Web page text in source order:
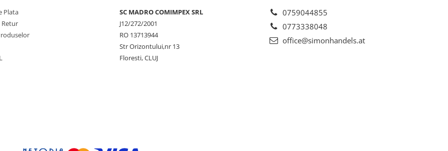
Plata
Retur
SC MADRO COMIMPEX SRL
J12/272/2001
RO 13713944
Str Orizontului,nr 13
Floresti, CLUJ
0759044855
0773338048
office@simonhandels.at